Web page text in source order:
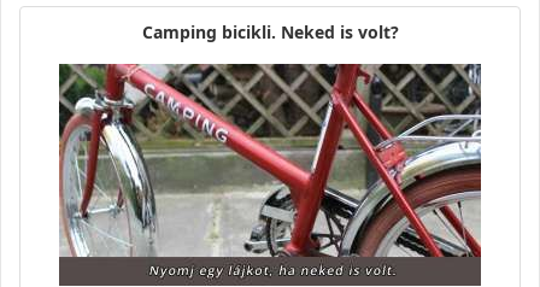
Camping bicikli. Neked is volt?